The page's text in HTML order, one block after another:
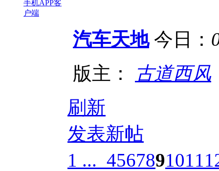
手机APP客
户端
汽车天地 今日：
版主：
古道西风
刷新
发表新帖
1 ... 4567891011